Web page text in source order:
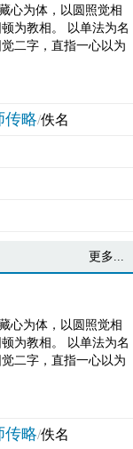
心为体，以圆照觉相
为教相。 以单法为名
二字，直指一心以为
传略/佚名
更多...
心为体，以圆照觉相
为教相。 以单法为名
二字，直指一心以为
传略/佚名